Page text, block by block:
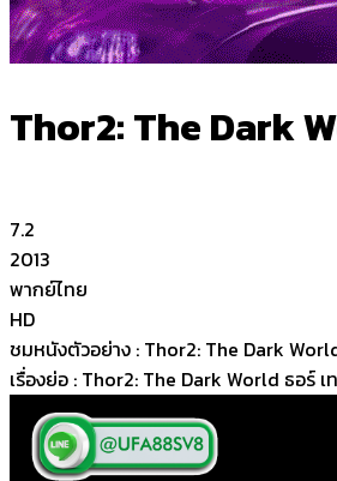
Thor2: The Dark
7.2
2013
พากย์ไทย
HD
ชมหนังตัวอย่าง : Thor2: The Dark
เรื่องย่อ : Thor2: The Dark World ธอร์